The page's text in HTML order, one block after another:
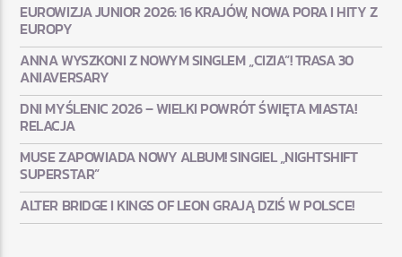
EUROWIZJA JUNIOR 2026: 16 KRAJÓW, NOWA PORA I HITY Z
EUROPY
ANNA WYSZKONI Z NOWYM SINGLEM „CIZIA”! TRASA 30
ANIAVERSARY
DNI MYŚLENIC 2026 – WIELKI POWRÓT ŚWIĘTA MIASTA!
RELACJA
MUSE ZAPOWIADA NOWY ALBUM! SINGIEL „NIGHTSHIFT
SUPERSTAR”
ALTER BRIDGE I KINGS OF LEON GRAJĄ DZIŚ W POLSCE!